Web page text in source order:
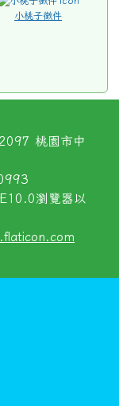
小桃子徵件
桃園市中
瀏覽器以